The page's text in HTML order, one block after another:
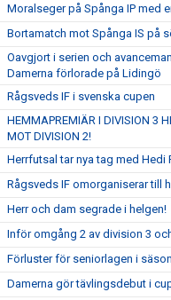
Moralseger på Spånga IP med
Bortamatch mot Spånga IS på
Oavgjort i serien och
Damerna förlorade på Lidingö
Rågsveds IF i svenska cupen
HEMMAPREMIÄR I DIVISION 3
MOT DIVISION 2!
Herrfutsal tar nya tag med Hedi
Rågsveds IF omorganiserar till
Herr och dam segrade i helgen!
Inför omgång 2 av division 3
Förluster för seniorlagen i
Damerna gör tävlingsdebut i